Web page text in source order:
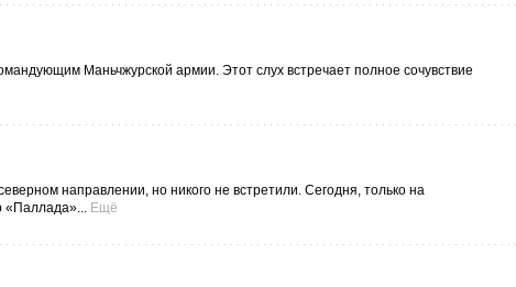
Маньчжурской армии. Этот слух встречает полное сочувствие
направлении, но никого не встретили. Сегодня, только на
«Паллада»... Ещё